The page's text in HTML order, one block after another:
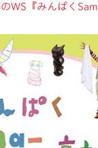
WS『みんぱく